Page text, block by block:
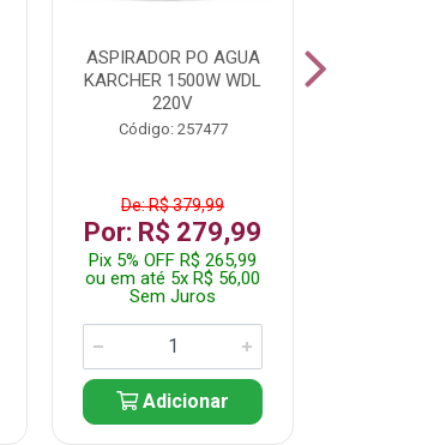
ASPIRADOR PO AGUA
KARCHER 1500W WDL
220V
Código: 257477
De: R$ 379,99
Por: R$ 279,99
Pix 5% OFF R$ 265,99
ou em até 5x R$ 56,00
Sem Juros
Adicionar